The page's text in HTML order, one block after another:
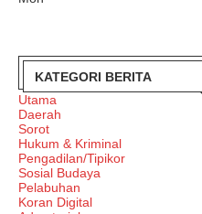
KATEGORI BERITA
Utama
Daerah
Sorot
Hukum & Kriminal
Pengadilan/Tipikor
Sosial Budaya
Pelabuhan
Koran Digital